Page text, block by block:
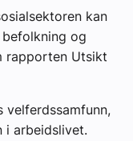
kan
og
rapporten Utsikt
velferdssamfunn,
i arbeidslivet.